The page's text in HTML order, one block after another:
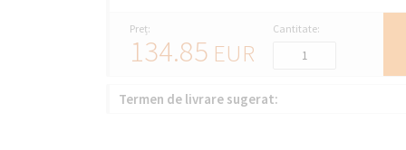
Preț:
134.85 EUR
Cantitate:
Termen de livrare sugerat: